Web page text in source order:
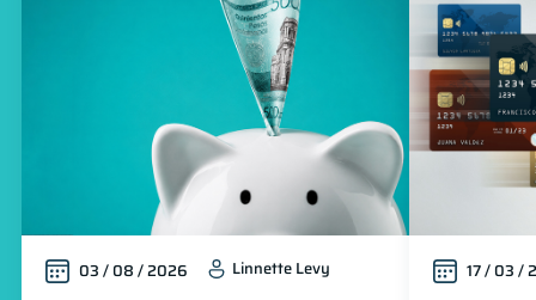
03 / 08 / 2026 Linnette Levy 17 / 03 /